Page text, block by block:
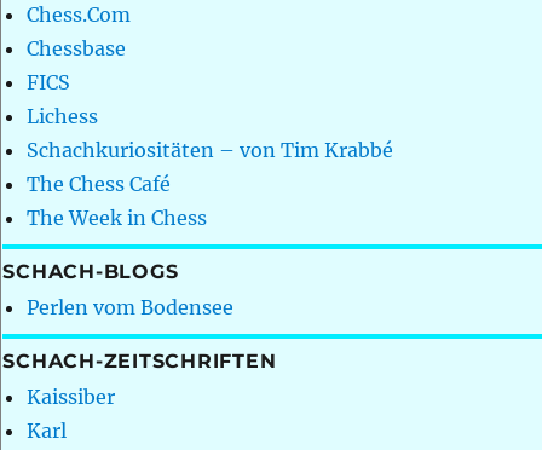
Chess.Com
Chessbase
FICS
Lichess
Schachkuriositäten – von Tim Krabbé
The Chess Café
The Week in Chess
SCHACH-BLOGS
Perlen vom Bodensee
SCHACH-ZEITSCHRIFTEN
Kaissiber
Karl